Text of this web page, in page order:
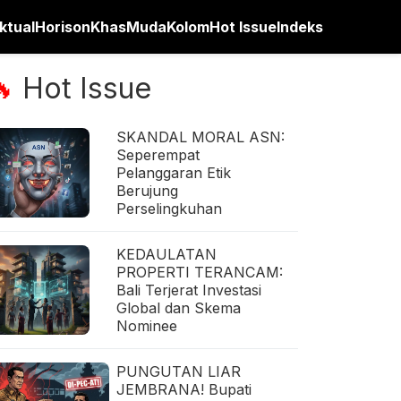
HorisonKhasMudaKolomHot IssueIndeks
Hot Issue
SKANDAL MORAL ASN:
Seperempat
Pelanggaran Etik
Berujung
Perselingkuhan
KEDAULATAN
PROPERTI TERANCAM:
Bali Terjerat Investasi
Global dan Skema
Nominee
PUNGUTAN LIAR
JEMBRANA! Bupati